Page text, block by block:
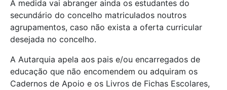
A medida vai abranger ainda os estudantes do
secundário do concelho matriculados noutros
agrupamentos, caso não exista a oferta curricular
desejada no concelho.
A Autarquia apela aos pais e/ou encarregados de
educação que não encomendem ou adquiram os
Cadernos de Apoio e os Livros de Fichas Escolares,